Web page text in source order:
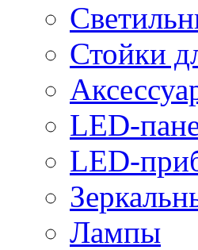
Стойки
LED-
LED-
Лампы